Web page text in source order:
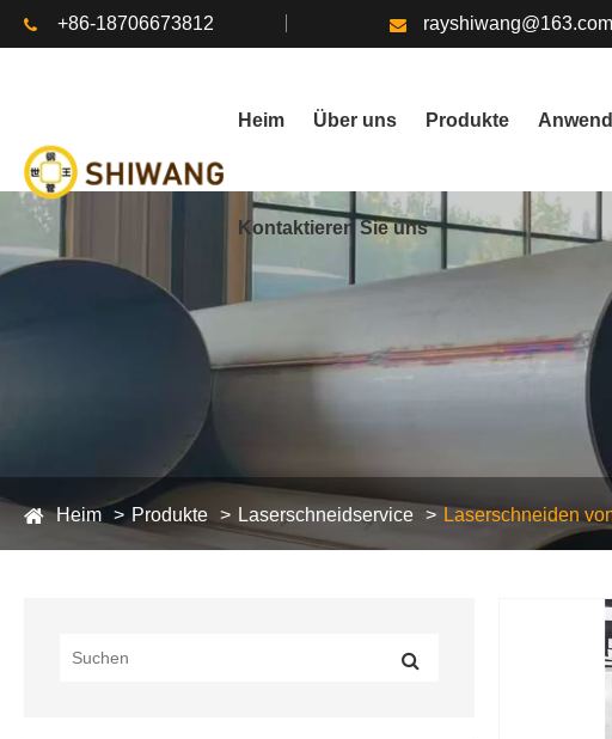
+86-18706673812 rayshiwang@163.com
Heim Über uns Produkte
Kontaktieren Sie uns
Heim Produkte Laserschneidservice Laserschneiden